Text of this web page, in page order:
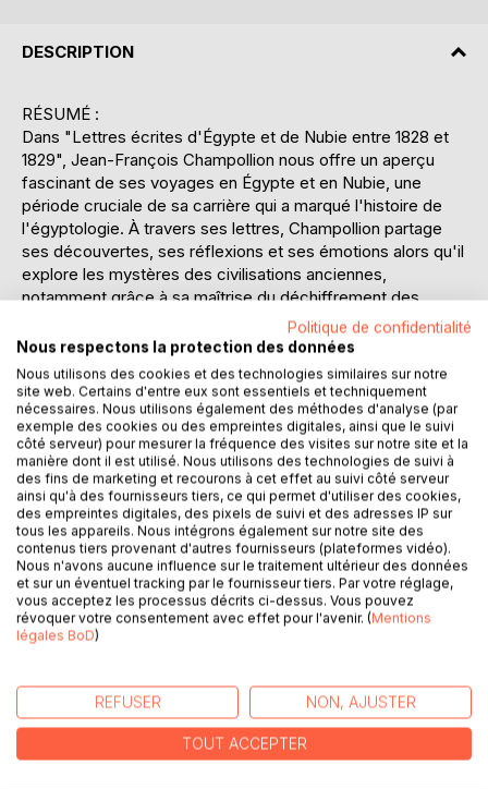
DESCRIPTION
RÉSUMÉ :
Dans "Lettres écrites d'Égypte et de Nubie entre 1828 et
1829", Jean-François Champollion nous offre un aperçu
fascinant de ses voyages en Égypte et en Nubie, une
période cruciale de sa carrière qui a marqué l'histoire de
l'égyptologie. À travers ses lettres, Champollion partage
ses découvertes, ses réflexions et ses émotions alors qu'il
explore les mystères des civilisations anciennes,
notamment grâce à sa maîtrise du déchiffrement des
hiéroglyphes, une compétence qu'il a acquise après sa
découverte révolutionnaire de la Pierre de Rosette. Ces
correspondances sont non seulement un témoignage
précieux des avancées scientifiques de l'époque, mais
elles révèlent également les défis auxquels Champollion a
été confronté, tant sur le plan personnel que professionnel.
Ses descriptions détaillées des monuments, des paysages
et de la vie quotidienne en Égypte et en Nubie transportent
le lecteur dans un voyage à travers le temps et l'espace,
offrant une immersion totale dans l'univers fascinant de
l'Antiquité. Ce livre est une ressource inestimable pour les
passionnés d'histoire, d'archéologie et de linguistique, qui
trouveront dans ces pages un témoignage authentique de
la passion et de la détermination d'un des plus grands
égyptologues de tous les temps.
L'AUTEUR :
Jean-François Champollion, né le 23 décembre 1790 à
Figeac, est un linguiste et égyptologue français de renom,
principalement connu pour avoir déchiffré les hiéroglyphes
Politique de confidentialité
Nous respectons la protection des données
Nous utilisons des cookies et des technologies similaires sur notre
site web. Certains d'entre eux sont essentiels et techniquement
nécessaires. Nous utilisons également des méthodes d'analyse (par
exemple des cookies ou des empreintes digitales, ainsi que le suivi
côté serveur) pour mesurer la fréquence des visites sur notre site et la
manière dont il est utilisé. Nous utilisons des technologies de suivi à
des fins de marketing et recourons à cet effet au suivi côté serveur
ainsi qu'à des fournisseurs tiers, ce qui permet d'utiliser des cookies,
des empreintes digitales, des pixels de suivi et des adresses IP sur
tous les appareils. Nous intégrons également sur notre site des
contenus tiers provenant d'autres fournisseurs (plateformes vidéo).
Nous n'avons aucune influence sur le traitement ultérieur des données
et sur un éventuel tracking par le fournisseur tiers. Par votre réglage,
vous acceptez les processus décrits ci-dessus. Vous pouvez
révoquer votre consentement avec effet pour l'avenir. (Mentions
légales BoD)
REFUSER NON, AJUSTER
TOUT ACCEPTER